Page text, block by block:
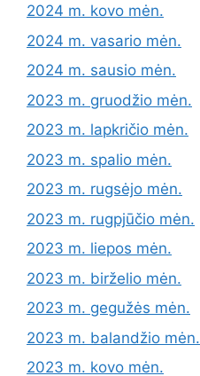
2024 m. kovo mėn.
2024 m. vasario mėn.
2024 m. sausio mėn.
2023 m. gruodžio mėn.
2023 m. lapkričio mėn.
2023 m. spalio mėn.
2023 m. rugsėjo mėn.
2023 m. rugpjūčio mėn.
2023 m. liepos mėn.
2023 m. birželio mėn.
2023 m. gegužės mėn.
2023 m. balandžio mėn.
2023 m. kovo mėn.